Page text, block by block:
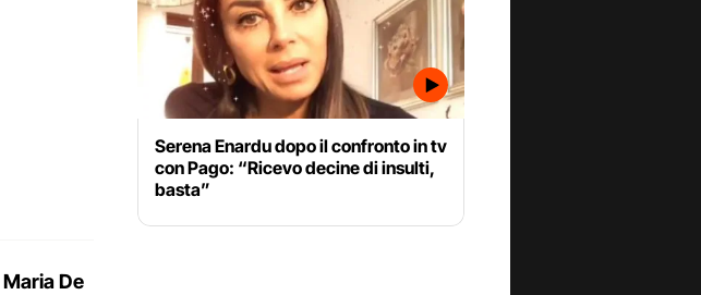
Maria De
Serena Enardu dopo il confronto in tv
con Pago: “Ricevo decine di insulti,
basta”